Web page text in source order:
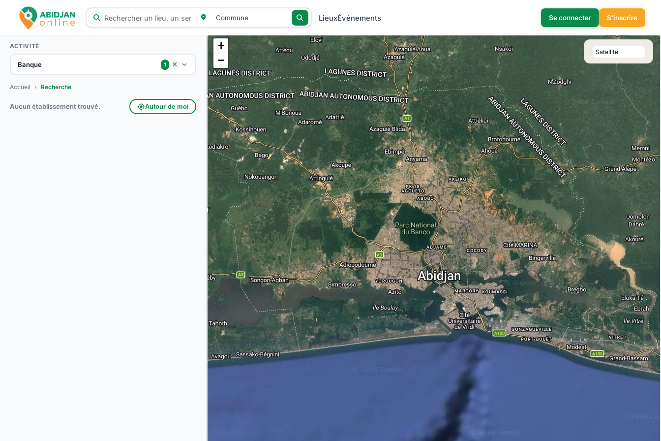
LieuxÉvénements Se connecter S'inscrire
ACTIVITÉ
Banque 1 close
Accueil › Recherche
Aucun établissement trouvé. my_locationAutour de moi
+
−